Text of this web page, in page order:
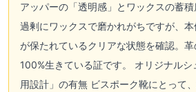
アッパーの「透明感」とワックスの蓄
過剰にワックスで磨かれがちですが、
が保たれているクリアな状態を確認。
100%生きている証です。 オリジナル
用設計」の有無 ビスポーク靴にとって